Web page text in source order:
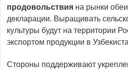
продовольствия на рынки
декларации. Выращивать
культуры будут на территории
экспортом продукции в
Стороны поддерживают